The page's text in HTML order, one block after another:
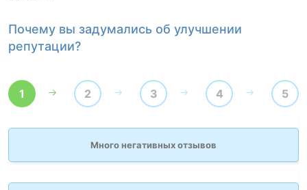
Почему вы задумались об улучшении
репутации?
1 2 3 4 5
Много негативных отзывов